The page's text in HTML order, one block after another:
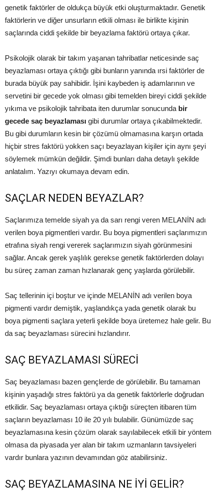
genetik faktörler de oldukça büyük etki oluşturmaktadır. Genetik
faktörlerin ve diğer unsurların etkili olması ile birlikte kişinin
saçlarında ciddi şekilde bir beyazlama faktörü ortaya çıkar.
Psikolojik olarak bir takım yaşanan tahribatlar neticesinde saç
beyazlaması ortaya çıktığı gibi bunların yanında ırsi faktörler de
burada büyük pay sahibidir. İşini kaybeden iş adamlarının ve
servetini bir gecede yok olması gibi temelden bireyi ciddi şekilde
yıkıma ve psikolojik tahribata iten durumlar sonucunda bir
gecede saç beyazlaması gibi durumlar ortaya çıkabilmektedir.
Bu gibi durumların kesin bir çözümü olmamasına karşın ortada
hiçbir stres faktörü yokken saçı beyazlayan kişiler için aynı şeyi
söylemek mümkün değildir. Şimdi bunları daha detaylı şekilde
anlatalım. Yazıyı okumaya devam edin.
SAÇLAR NEDEN BEYAZLAR?
Saçlarımıza temelde siyah ya da sarı rengi veren MELANİN adı
verilen boya pigmentleri vardır. Bu boya pigmentleri saçlarımızın
etrafına siyah rengi vererek saçlarımızın siyah görünmesini
sağlar. Ancak gerek yaşlılık gerekse genetik faktörlerden dolayı
bu süreç zaman zaman hızlanarak genç yaşlarda görülebilir.
Saç tellerinin içi boştur ve içinde MELANİN adı verilen boya
pigmenti vardır demiştik, yaşlandıkça yada genetik olarak bu
boya pigmenti saçlara yeterli şekilde boya üretemez hale gelir. Bu
da saç beyazlaması sürecini hızlandırır.
SAÇ BEYAZLAMASI SÜRECİ
Saç beyazlaması bazen gençlerde de görülebilir. Bu tamaman
kişinin yaşadığı stres faktörü ya da genetik faktörlerle doğrudan
etkilidir. Saç beyazlaması ortaya çıktığı süreçten itibaren tüm
saçların beyazlaması 10 ile 20 yılı bulabilir. Günümüzde saç
beyazlamasına kesin çözüm olarak sayılabilecek etkili bir yöntem
olmasa da piyasada yer alan bir takım uzmanların tavsiyeleri
vardır bunlara yazının devamından göz atabilirsiniz.
SAÇ BEYAZLAMASINA NE İYİ GELİR?